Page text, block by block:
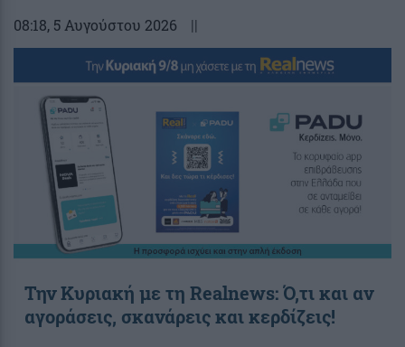
08:18, 5 Αυγούστου 2026 ||
Την Κυριακή με τη Realnews: Ό,τι και αν
αγοράσεις, σκανάρεις και κερδίζεις!